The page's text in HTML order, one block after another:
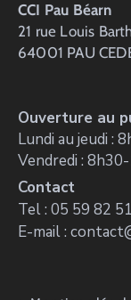
CCI Pau Béarn
21 rue Louis
64001 PAU
Ouverture au
Lundi au jeudi :
Vendredi :
Contact
Tel : 05 59 82
E-mail :